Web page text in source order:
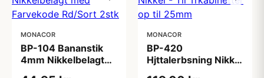
MONACOR
BP-104 Bananstik
4mm Nikkelbelagt
MONACOR
BP-420
Hjttalerbsning Nikkel